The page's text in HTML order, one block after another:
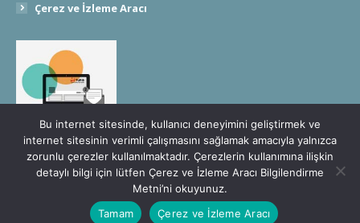
Çerez ve İzleme Aracı
Türkiye Ürün İhtisas Borsası A.Ş. © 2020 - 2030 Tüm Hakları Saklıdır.
Bu internet sitesinde, kullanıcı deneyimini geliştirmek ve
internet sitesinin verimli çalışmasını sağlamak amacıyla yalnızca
zorunlu çerezler kullanılmaktadır. Çerezlerin kullanımına ilişkin
detaylı bilgi için lütfen Çerez ve İzleme Aracı Bilgilendirme
Metni’ni okuyunuz.
Tamam
Çerez ve İzleme Aracı